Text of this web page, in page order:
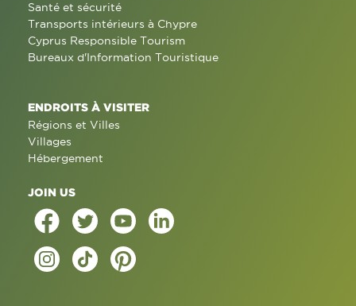
Santé et sécurité
Transports intérieurs à Chypre
Cyprus Responsible Tourism
Bureaux d'Information Touristique
ENDROITS À VISITER
Régions et Villes
Villages
Hébergement
JOIN US